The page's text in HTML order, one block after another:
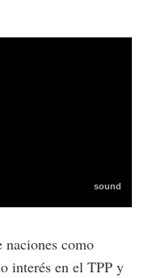
naciones como
interés en el TPP y